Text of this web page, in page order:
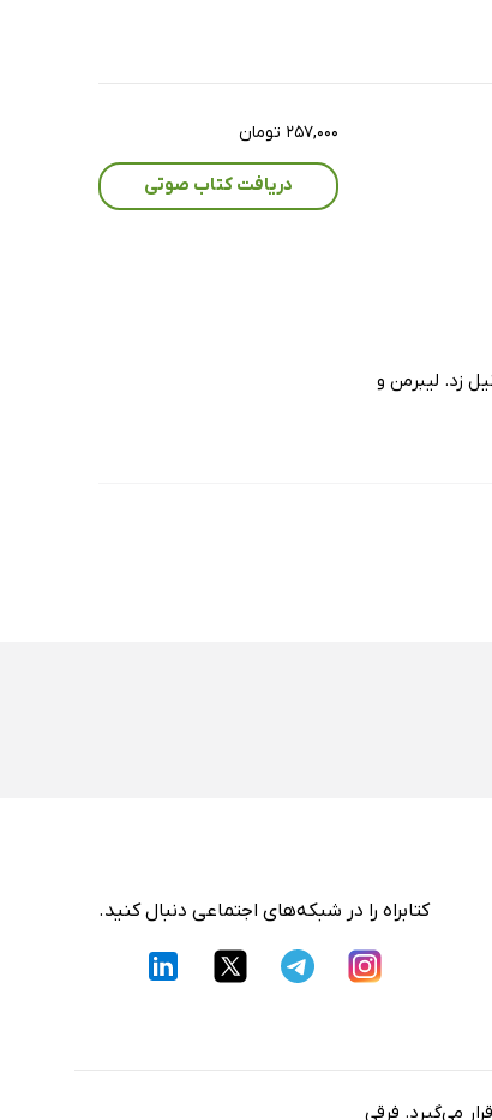
زد. لیبرمن و
۲۵۷,۰۰۰ تومان
دریافت کتاب صوتی
کتابراه را در شبکه‌های اجتماعی دنبال کنید.
می‌گیرد. فرقی